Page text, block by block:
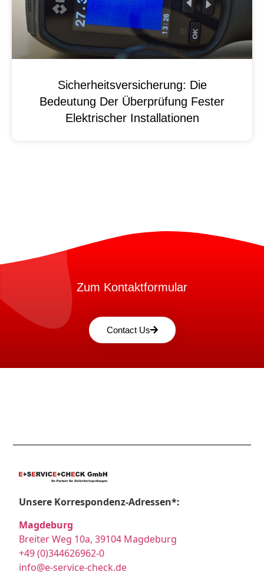
Sicherheitsversicherung: Die
Bedeutung Der Überprüfung Fester
Elektrischer Installationen
Zum Kontaktformular
Contact Us
Unsere Korrespondenz-Adressen*:
Magdeburg
Breiter Weg 10a, 39104 Magdeburg
+49 (0)344626962-0
info@e-service-check.de